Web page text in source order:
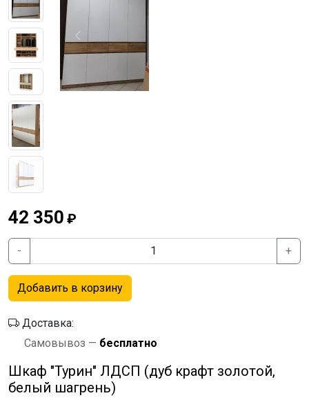
Previous
42 350 ₽
- +
Добавить в корзину
Доставка:
Самовывоз — бесплатно
Шкаф "Турин" ЛДСП (дуб крафт золотой,
белый шагрень)